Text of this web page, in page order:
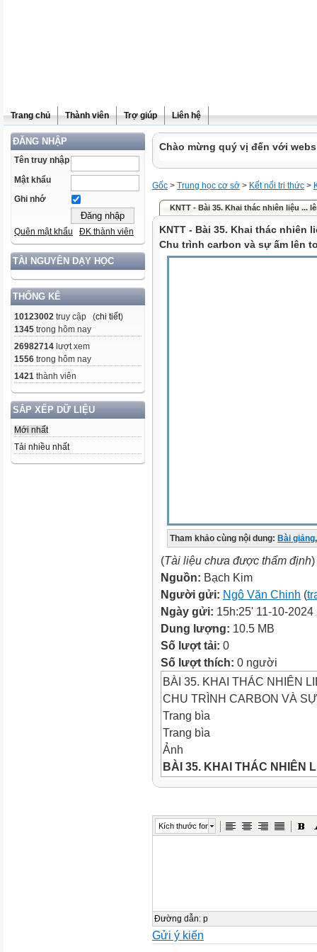
Trang chủ Thành viên Trợ giúp Liên hệ
ĐĂNG NHẬP
Tên truy nhập
Mật khẩu
Ghi nhớ
Quên mật khẩu ĐK thành viên
TÀI NGUYÊN DẠY HỌC
THỐNG KÊ
10123002 truy cập (chi tiết)
1345 trong hôm nay
26982714 lượt xem
1556 trong hôm nay
1421 thành viên
SẮP XẾP DỮ LIỆU
Mới nhất
Tải nhiều nhất
Chào mừng quý vị đến với
Gốc > Trung học cơ sở > Kết nối tri thức >
KNTT - Bài 35. Khai thác nhiên liệu ...
KNTT - Bài 35. Khai thác nhiên
Chu trình carbon và sự ấm lên
Tham khảo cùng nội dung: Bài giảng,
(Tài liệu chưa được thẩm định)
Nguồn: Bạch Kim
Người gửi: Ngô Văn Chinh (
Ngày gửi: 15h:25' 11-10-2024
Dung lượng: 10.5 MB
Số lượt tải: 0
Số lượt thích: 0 người
BÀI 35. KHAI THÁC NHIÊN
CHU TRÌNH CARBON VÀ
Trang bìa
Trang bìa
Ảnh
BÀI 35. KHAI THÁC NHIÊN
Mở đầu
Mở đầu
Trả lời
- Nhiên liệu hóa thạch là
Kích thước font
Đường dẫn: p
Gửi ý kiến